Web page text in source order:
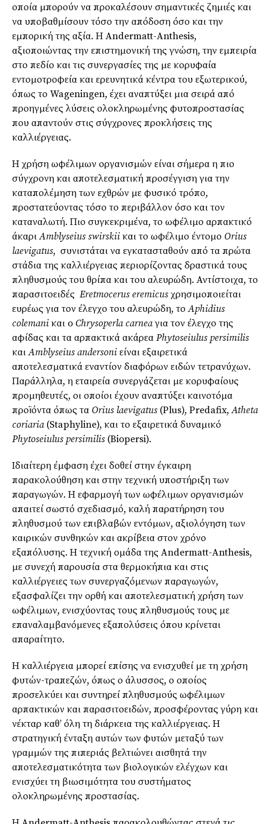
οποία μπορούν να προκαλέσουν σημαντικές ζημιές και
να υποβαθμίσουν τόσο την απόδοση όσο και την
εμπορική της αξία. Η Andermatt-Anthesis,
αξιοποιώντας την επιστημονική της γνώση, την εμπειρία
στο πεδίο και τις συνεργασίες της με κορυφαία
εντομοτροφεία και ερευνητικά κέντρα του εξωτερικού,
όπως το Wageningen, έχει αναπτύξει μια σειρά από
προηγμένες λύσεις ολοκληρωμένης φυτοπροστασίας
που απαντούν στις σύγχρονες προκλήσεις της
καλλιέργειας.
Η χρήση ωφέλιμων οργανισμών είναι σήμερα η πιο
σύγχρονη και αποτελεσματική προσέγγιση για την
καταπολέμηση των εχθρών με φυσικό τρόπο,
προστατεύοντας τόσο το περιβάλλον όσο και τον
καταναλωτή. Πιο συγκεκριμένα, το ωφέλιμο αρπακτικό
άκαριAmblyseius swirskii και το ωφέλιμο έντομο Orius
laevigatus, συνιστάται να εγκατασταθούν από τα πρώτα
στάδια της καλλιέργειας περιορίζοντας δραστικά τους
πληθυσμούς του θρίπα και του αλευρώδη. Αντίστοιχα, το
παρασιτοειδές Eretmocerus eremicus χρησιμοποιείται
ευρέως για τον έλεγχο του αλευρώδη, τοAphidius
colemani και o Chrysoperla carneaγια τον έλεγχο της
αφίδας και τα αρπακτικά ακάρεα Phytoseiulus persimilis
καιAmblyseius andersoni είναι εξαιρετικά
αποτελεσματικά εναντίον διαφόρων ειδών τετρανύχων.
Παράλληλα, η εταιρεία συνεργάζεται με κορυφαίους
προμηθευτές, οι οποίοι έχουν αναπτύξει καινοτόμα
προϊόντα όπως τα Orius laevigatus (Plus), Predafix,Atheta
coriaria(Staphyline), και το εξαιρετικά δυναμικό
Phytoseiulus persimilis (Biopersi).
Ιδιαίτερη έμφαση έχει δοθεί στην έγκαιρη
παρακολούθηση και στην τεχνική υποστήριξη των
παραγωγών. Η εφαρμογή των ωφέλιμων οργανισμών
απαιτεί σωστό σχεδιασμό, καλή παρατήρηση του
πληθυσμού των επιβλαβών εντόμων, αξιολόγηση των
καιρικών συνθηκών και ακρίβεια στον χρόνο
εξαπόλυσης. Η τεχνική ομάδα της Andermatt-Anthesis,
με συνεχή παρουσία στα θερμοκήπια και στις
καλλιέργειες των συνεργαζόμενων παραγωγών,
εξασφαλίζει την ορθή και αποτελεσματική χρήση των
ωφέλιμων, ενισχύοντας τους πληθυσμούς τους με
επαναλαμβανόμενες εξαπολύσεις όπου κρίνεται
απαραίτητο.
Η καλλιέργεια μπορεί επίσης να ενισχυθεί με τη χρήση
φυτών-τραπεζών, όπως ο άλυσσος, ο οποίος
προσελκύει και συντηρεί πληθυσμούς ωφέλιμων
αρπακτικών και παρασιτοειδών, προσφέροντας γύρη και
νέκταρ καθ’ όλη τη διάρκεια της καλλιέργειας. Η
στρατηγική ένταξη αυτών των φυτών μεταξύ των
γραμμών της πιπεριάς βελτιώνει αισθητά την
αποτελεσματικότητα των βιολογικών ελέγχων και
ενισχύει τη βιωσιμότητα του συστήματος
ολοκληρωμένης προστασίας.